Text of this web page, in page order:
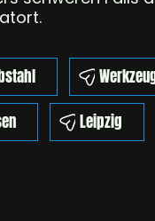
Leipzig